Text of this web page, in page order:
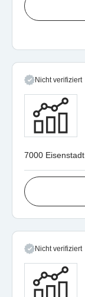
Nicht verifiziert
7000 Eisenstadt
Nicht verifiziert